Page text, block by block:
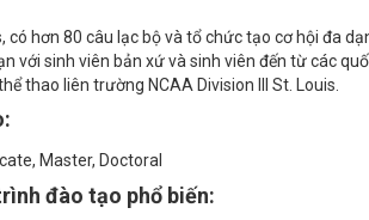
có hơn 80 câu lạc bộ và tổ chức tạo cơ hội đa
với sinh viên bản xứ và sinh viên đến từ các
thao liên trường NCAA Division III St. Louis.
Master, Doctoral
đào tạo phổ biến: